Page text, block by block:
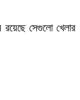
সেগুলো খেলার